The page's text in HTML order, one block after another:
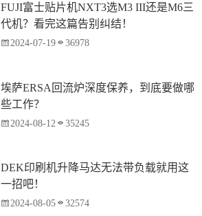
FUJI富士贴片机NXT3选M3 III还是M6三
代机？看完这篇告别纠结！
2024-07-19 36978
埃萨ERSA回流炉深度保养，到底要做哪
些工作？
2024-08-12 35245
DEK印刷机升降马达无法带负载就用这
一招吧！
2024-08-05 32574